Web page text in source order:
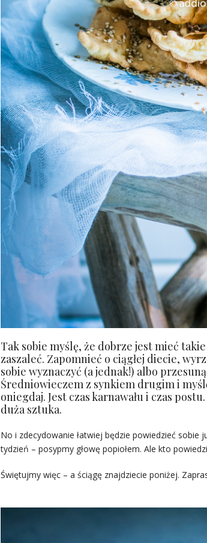
Tak sobie myślę, że dobrze jest mieć
zaszaleć. Zapomnieć o ciągłej diecie,
sobie wyznaczyć (a jednak!) albo
Średniowieczem z synkiem drugim i
oniegdaj. Jest czas karnawału i czas
duża sztuka.
No i zdecydowanie łatwiej będzie powiedzieć
tydzień – posypmy głowę popiołem. Ale kto
Świętujmy więc – a ściągę znajdziecie poniżej.